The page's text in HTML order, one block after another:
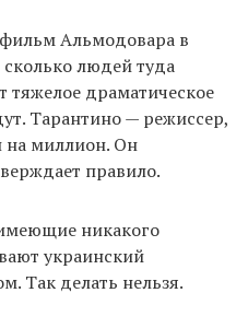
Альмодовара в
людей туда
тяжелое драматическое
Тарантино — режиссер,
на миллион. Он
правило.
никакого
украинский
Так делать нельзя.